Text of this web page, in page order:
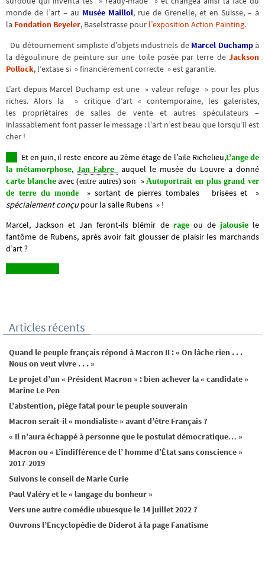
monde de l’art – au Musée Maillol, rue de Grenelle, et en Suisse, – à
la Fondation Beyeler, Baselstrasse pour l’exposition Action Painting.
Du détournement simpliste d’objets industriels de Marcel Duchampà
la dégoulinure de peinture sur une toile posée par terre de Jackson
Pollock, l’extase si » financièrement correcte » est garantie.
L’art depuis Marcel Duchamp est une » valeur refuge » pour les plus
riches. Alors la » critique d’art « contemporaine, les galeristes,
les propriétaires de salles de vente et autres spéculateurs –
inlassablement font passer le message : l’art n’est beau que lorsqu’il est
cher !
Et en juin, il reste encore au 2ème étage de l’aile Richelieu,L’ange de
la métamorphose, Jan Fabre
auquel le musée du Louvre a donné
carte blanche avec(entre autres) son » Autoportrait en plus grand ver
de terre du monde
» sortant de pierres tombales brisées et »
spécialement conçupour la salle Rubens » !
Marcel, Jackson et Jan feront-ils blêmir de rageou de jalousiele
fantôme de Rubens, après avoir fait glousser de plaisir les marchands
d’art ?
Articles récents
Quand le peuple français répond à Macron II : « On lâche rien . . .
Nous on veut vivre . . . »
Le projet d’un « Président Macron » : bien achever la « candidate »
Marine Le Pen
L’abstention, piège fatal pour le peuple souverain
Macron serait-il « mondialiste » avant d’être Français ?
« Il n’aura échappé à personne que le postulat démocratique… »
Macron ou « L’indifférence de l’ homme d’État sans conscience »
2017-2019
Suivons le conseil de Marie Curie
Paul Valéry et le « langage du bonheur »
Vers une autre comédie ubuesque le 14 juillet 2022 ?
Ouvrons l’Encyclopédie de Diderot à la page Fanatisme